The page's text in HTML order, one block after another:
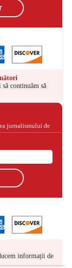
continuăm să
jurnalismului de
informații de